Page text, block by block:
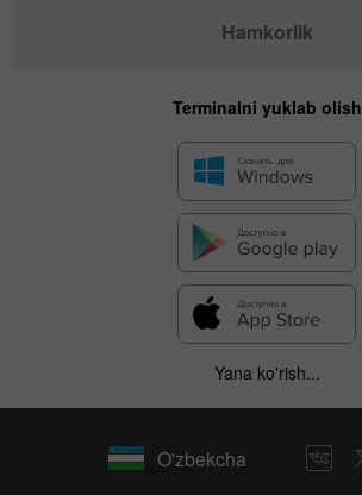
Hamkorlik
Terminalni yuklab olish
Yana ko'rish...
O'zbekcha